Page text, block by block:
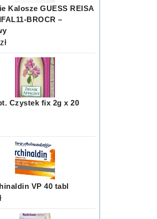
Kalosze GUESS REISA
BROCR –
zł
Czystek fix 2g x 20
VP 40 tabl